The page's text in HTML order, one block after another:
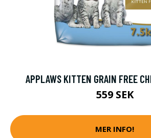
APPLAWS KITTEN GRAIN FREE
559 SEK
MER INFO!